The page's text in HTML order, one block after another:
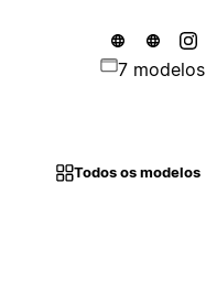
7 modelos
Todos os modelos